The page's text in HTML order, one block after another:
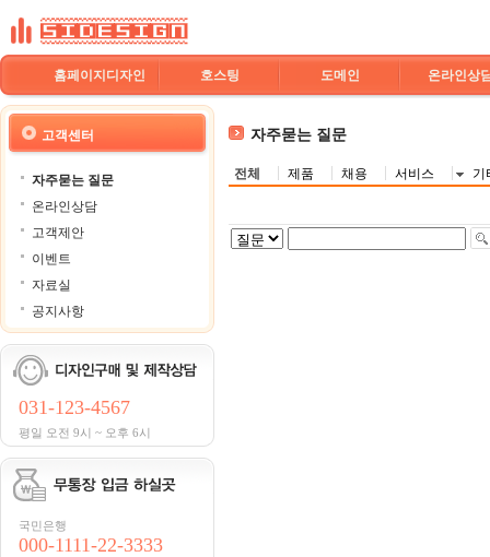
홈페이지디자인 호스팅 도메인 온라인상
고객센터
자주묻는 질문
온라인상담
고객제안
이벤트
자료실
공지사항
031-123-4567
평일 오전 9시 ~ 오후 6시
국민은행
000-1111-22-3333
자주묻는 질문
전체 제품 채용 서비스 기